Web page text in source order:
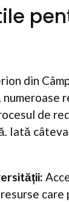
din
de
Iată
care